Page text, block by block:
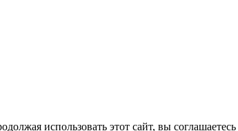
использовать этот сайт, вы